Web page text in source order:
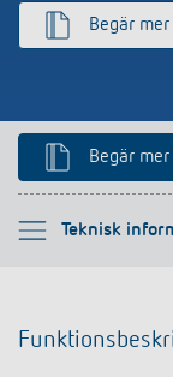
Begär
Begär
Teknisk
Vänligen välj